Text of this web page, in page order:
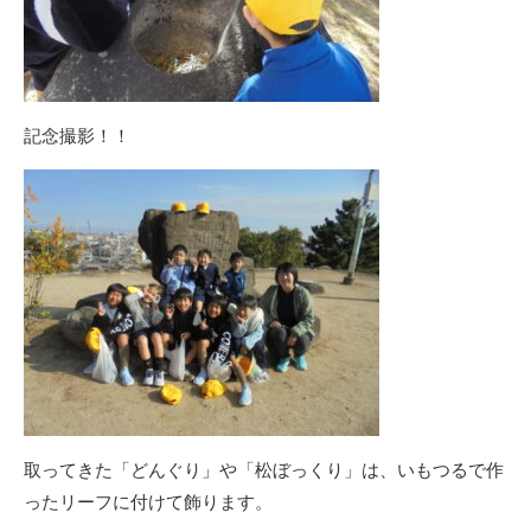
記念撮影！！
取ってきた「どんぐり」や「松ぼっくり」は、いもつるで作
ったリーフに付けて飾ります。